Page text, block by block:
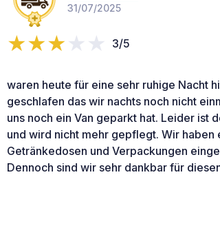
31/07/2025
3/5
waren heute für eine sehr ruhige Nacht
geschlafen das wir nachts noch nicht
uns noch ein Van geparkt hat. Leider ist
und wird nicht mehr gepflegt. Wir haben
Getränkedosen und Verpackungen
Dennoch sind wir sehr dankbar für